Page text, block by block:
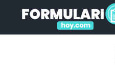
contenido